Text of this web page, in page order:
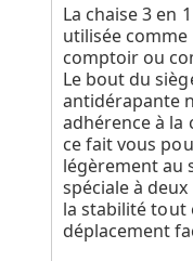
La chaise 3 en
utilisée
comptoir ou
Le bout du
antidérapante
adhérence à la
ce fait vous
légèrement au
spéciale à
la stabilité tout
déplacement